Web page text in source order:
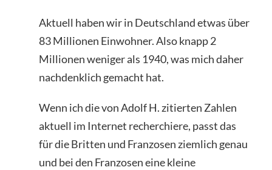
Aktuell haben wir in Deutschland etwas über
83 Millionen Einwohner. Also knapp 2
Millionen weniger als 1940, was mich daher
nachdenklich gemacht hat.
Wenn ich die von Adolf H. zitierten Zahlen
aktuell im Internet recherchiere, passt das
für die Britten und Franzosen ziemlich genau
und bei den Franzosen eine kleine